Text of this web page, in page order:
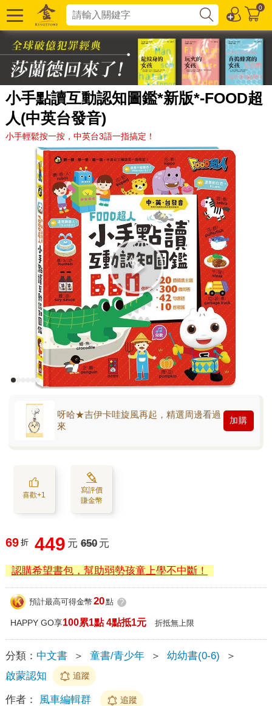
0
小手點讀互動認知圖鑑*新版*-FOOD超
人(中英台發音)
小手輕鬆按一按，中英台3語一指搞定！
呀哈★吉伊卡哇旋風再起，精選周邊看過
來
加購
喜歡+1
寫評價
賺金幣
69 折 449 元 650 元
認購希望書包，幫助弱勢孩童上學不中斷！
預計最高可得金幣 20點 ?
HAPPY GO享100累1點 4點抵1元 折抵無上限
分類： 中文書 ＞ 童書/青少年 ＞ 幼幼書(0-6)
＞
啟蒙認知
追蹤
作者： 風車編輯群 追蹤